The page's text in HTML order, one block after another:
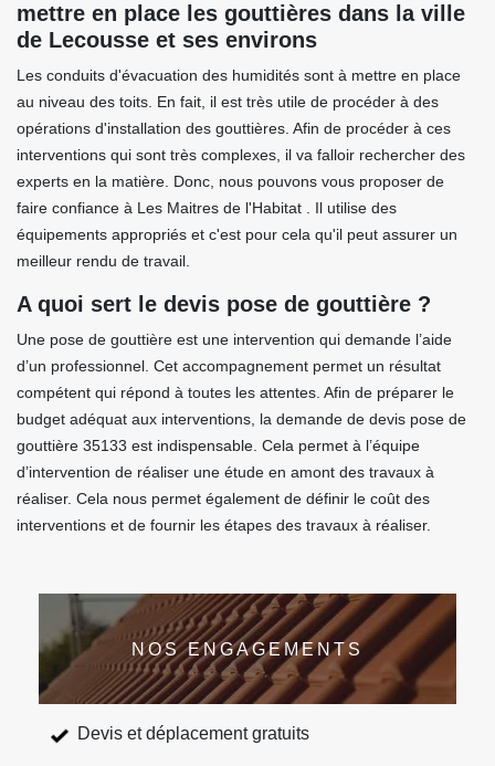
mettre en place les gouttières dans la ville
de Lecousse et ses environs
Les conduits d'évacuation des humidités sont à mettre en place
au niveau des toits. En fait, il est très utile de procéder à des
opérations d'installation des gouttières. Afin de procéder à ces
interventions qui sont très complexes, il va falloir rechercher des
experts en la matière. Donc, nous pouvons vous proposer de
faire confiance à Les Maitres de l'Habitat . Il utilise des
équipements appropriés et c'est pour cela qu'il peut assurer un
meilleur rendu de travail.
A quoi sert le devis pose de gouttière ?
Une pose de gouttière est une intervention qui demande l’aide
d’un professionnel. Cet accompagnement permet un résultat
compétent qui répond à toutes les attentes. Afin de préparer le
budget adéquat aux interventions, la demande de devis pose de
gouttière 35133 est indispensable. Cela permet à l’équipe
d’intervention de réaliser une étude en amont des travaux à
réaliser. Cela nous permet également de définir le coût des
interventions et de fournir les étapes des travaux à réaliser.
NOS ENGAGEMENTS
Devis et déplacement gratuits